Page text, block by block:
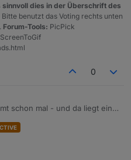
sinnvoll dies in der Überschrift des
Bitte benutzt das Voting rechts unten
Forum-Tools: PicPick
0
schon mal - und da liegt ein